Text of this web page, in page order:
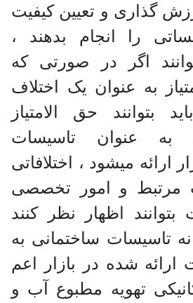
گذاری و تعیین کیفیت
را انجام بدهند ،
اگر در صورتی که
به عنوان یک اختلاف
بتوانند حق الامتیاز
به عنوان تاسیسات
ارائه میشود ، اختلافاتی
مرتبط و امور تخصصی
اظهار نظر کنند
تاسیسات ساختمانی به
شده در بازار اعم
تهویه مطبوع آب و